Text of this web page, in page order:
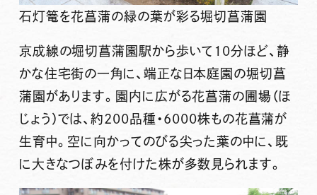
石灯篭を花菖蒲の緑の葉が彩る堀切菖蒲園
京成線の堀切菖蒲園駅から歩いて10分ほど、静
かな住宅街の一角に、端正な日本庭園の堀切菖
蒲園があります。園内に広がる花菖蒲の圃場（ほ
じょう）では、約200品種・6000株もの花菖蒲が
生育中。空に向かってのびる尖った葉の中に、既
に大きなつぼみを付けた株が多数見られます。